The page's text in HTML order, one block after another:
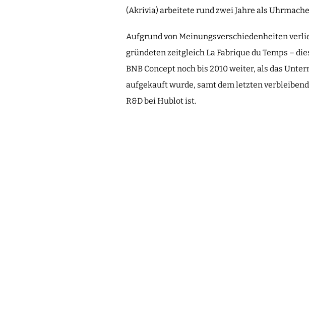
(Akrivia) arbeitete rund zwei Jahre als
Aufgrund von Meinungsverschiedenheiten
gründeten zeitgleich La Fabrique du Temps –
BNB Concept noch bis 2010 weiter, als das
aufgekauft wurde, samt dem letzten
R&D bei Hublot ist.